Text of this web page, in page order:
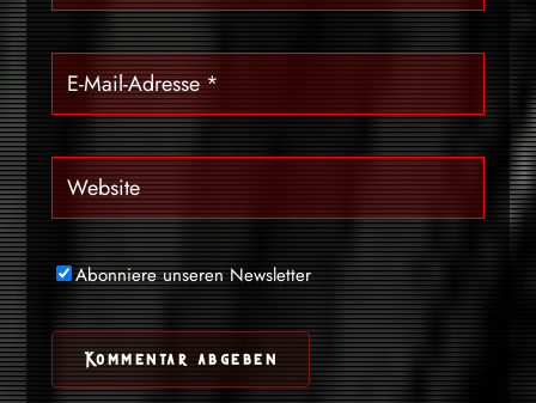
Abonniere unseren Newsletter